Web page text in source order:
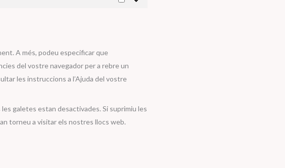
Màrqueting
A més, podeu especificar que
del vostre navegador per a rebre un
les instruccions a l’Ajuda del vostre
galetes estan desactivades. Si suprimiu les
torneu a visitar els nostres llocs web.